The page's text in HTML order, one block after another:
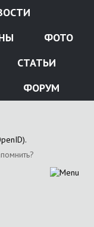
ФОТО
СТАТЬИ
ФОРУМ